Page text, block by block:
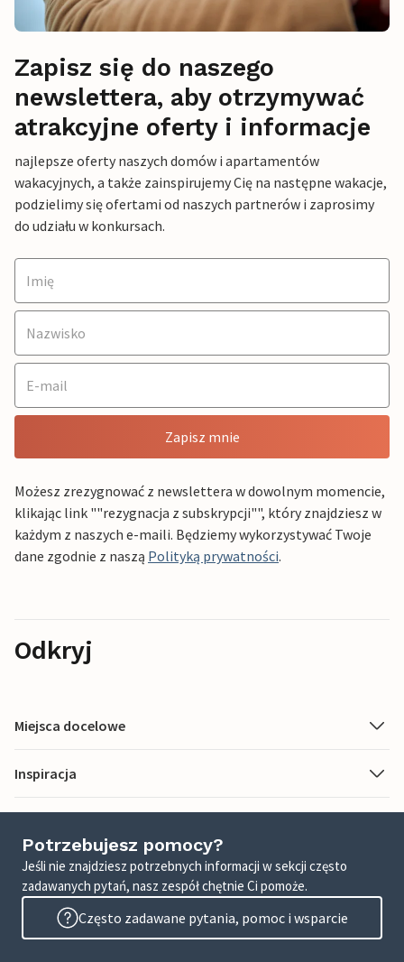
Zapisz się do naszego
newslettera, aby otrzymywać
atrakcyjne oferty i informacje
najlepsze oferty naszych domów i apartamentów
wakacyjnych, a także zainspirujemy Cię na następne wakacje,
podzielimy się ofertami od naszych partnerów i zaprosimy
do udziału w konkursach.
Zapisz mnie
Możesz zrezygnować z newslettera w dowolnym momencie,
klikając link ""rezygnacja z subskrypcji"", który znajdziesz w
każdym z naszych e-maili. Będziemy wykorzystywać Twoje
dane zgodnie z naszą Polityką prywatności.
Odkryj
Miejsca docelowe
Inspiracja
Potrzebujesz pomocy?
Jeśli nie znajdziesz potrzebnych informacji w sekcji często
zadawanych pytań, nasz zespół chętnie Ci pomoże.
Często zadawane pytania, pomoc i wsparcie